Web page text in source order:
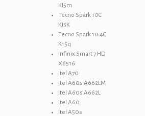
KI5m
Tecno Spark 10C
KI5K
Tecno Spark 10 4G
K15q
Infinix Smart 7 HD
X6516
Itel A70
Itel A60s A662LM
Itel A60s A662L
Itel A60
Itel A50s